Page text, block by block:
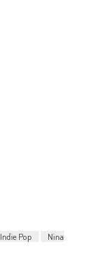
Indie Pop
Nina